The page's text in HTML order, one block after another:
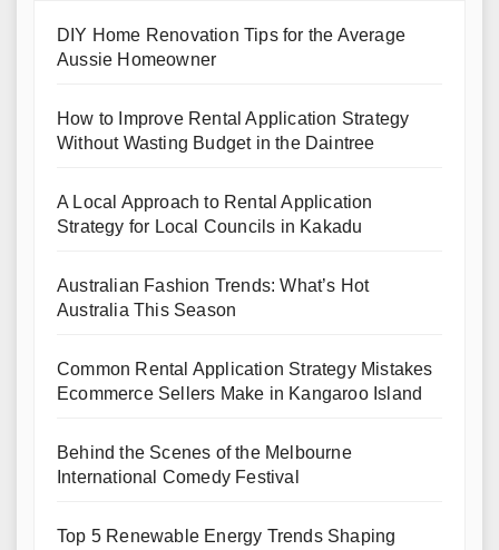
DIY Home Renovation Tips for the Average
Aussie Homeowner
How to Improve Rental Application Strategy
Without Wasting Budget in the Daintree
A Local Approach to Rental Application
Strategy for Local Councils in Kakadu
Australian Fashion Trends: What’s Hot
Australia This Season
Common Rental Application Strategy Mistakes
Ecommerce Sellers Make in Kangaroo Island
Behind the Scenes of the Melbourne
International Comedy Festival
Top 5 Renewable Energy Trends Shaping